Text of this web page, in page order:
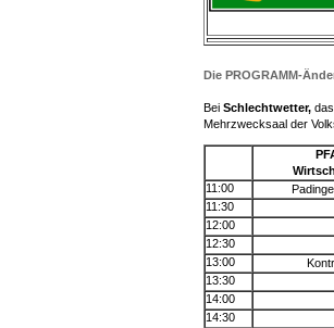
Die PROGRAMM-
Bei Schlechtwetter,
Mehrzwecksaal der
11:00
11:30
12:00
12:30
13:00
13:30
14:00
14:30